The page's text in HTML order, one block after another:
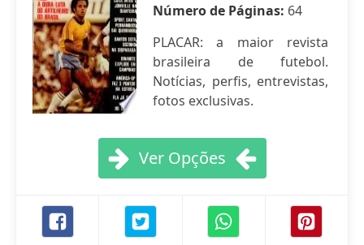
Número de Páginas: 64
PLACAR: a maior revista
brasileira de futebol.
Notícias, perfis, entrevistas,
fotos exclusivas.
Ver Opções